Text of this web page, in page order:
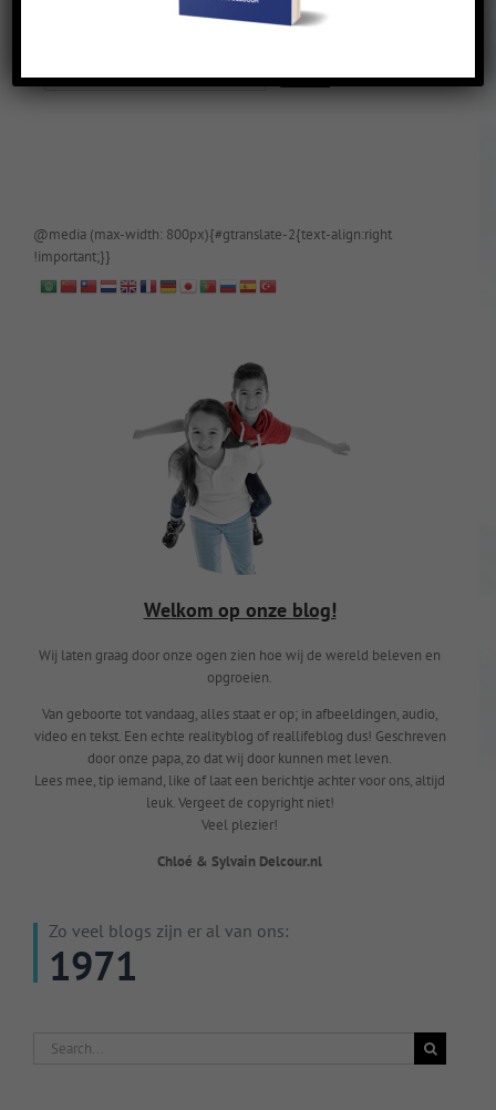
@media (max-width: 800px){#gtranslate-2{text-align:right
!important;}}
Welkom op onze blog!
Wij laten graag door onze ogen zien hoe wij de wereld beleven en
opgroeien.
Van geboorte tot vandaag, alles staat er op; in afbeeldingen, audio,
video en tekst. Een echte realityblog of reallifeblog dus! Geschreven
door onze papa, zo dat wij door kunnen met leven.
Lees mee, tip iemand, like of laat een berichtje achter voor ons, altijd
leuk. Vergeet de copyright niet!
Veel plezier!
Chloé & Sylvain Delcour.nl
Zo veel blogs zijn er al van ons:
1971
Search